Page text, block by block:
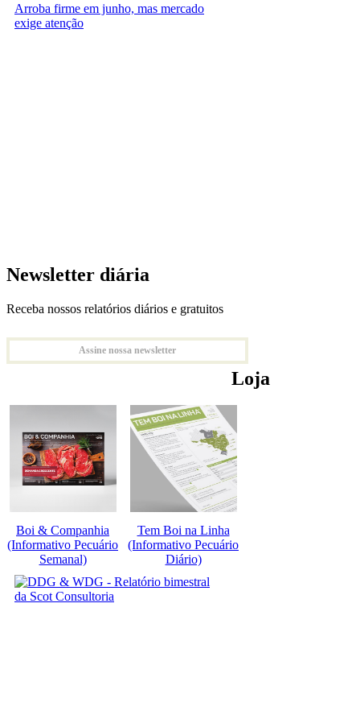
Arroba firme em junho, mas mercado
exige atenção
Newsletter diária
Receba nossos relatórios diários e gratuitos
Assine nossa newsletter
Loja
Boi & Companhia
(Informativo Pecuário
Semanal)
Tem Boi na Linha
(Informativo Pecuário
Diário)